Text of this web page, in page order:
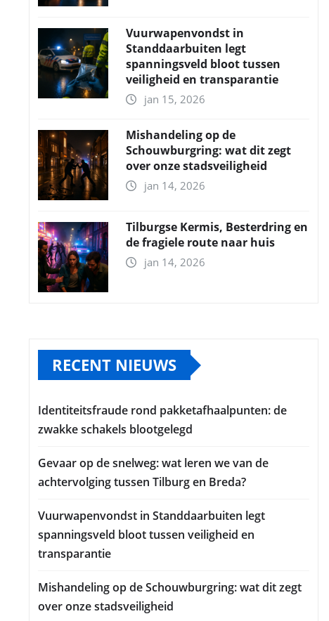
Vuurwapenvondst in
Standdaarbuiten legt
spanningsveld bloot tussen
veiligheid en transparantie
jan 15, 2026
Mishandeling op de
Schouwburgring: wat dit zegt
over onze stadsveiligheid
jan 14, 2026
Tilburgse Kermis, Besterdring en
de fragiele route naar huis
jan 14, 2026
RECENT NIEUWS
Identiteitsfraude rond pakketafhaalpunten: de
zwakke schakels blootgelegd
Gevaar op de snelweg: wat leren we van de
achtervolging tussen Tilburg en Breda?
Vuurwapenvondst in Standdaarbuiten legt
spanningsveld bloot tussen veiligheid en
transparantie
Mishandeling op de Schouwburgring: wat dit zegt
over onze stadsveiligheid